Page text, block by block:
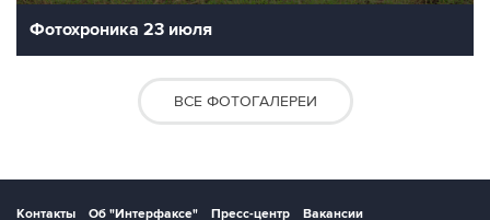
Фотохроника 23 июля
ВСЕ ФОТОГАЛЕРЕИ
Контакты Об "Интерфаксе" Пресс-центр Вакансии